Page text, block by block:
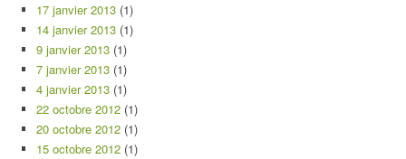
17 janvier 2013 (1)
14 janvier 2013 (1)
9 janvier 2013 (1)
7 janvier 2013 (1)
4 janvier 2013 (1)
22 octobre 2012 (1)
20 octobre 2012 (1)
15 octobre 2012 (1)